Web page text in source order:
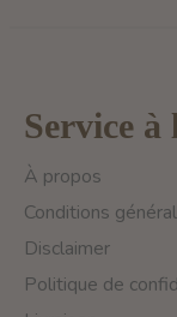
Service à
À propos
Conditions
Disclaimer
Politique de